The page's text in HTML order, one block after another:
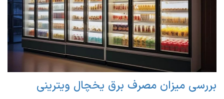
بررسی میزان مصرف برق یخچال ویترینی